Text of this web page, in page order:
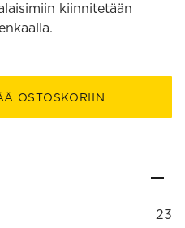
kiinnitetään
OSTOSKORIIN
23